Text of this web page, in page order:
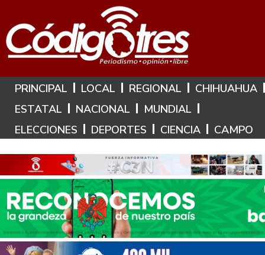
Hoy es: 9 de Agosto de 2026
PRINCIPAL LOCAL REGIONAL
CHIHUAHUA
ESTATAL
NACIONAL
MUNDIAL
ELECCIONES
DEPORTES CIENCIA CAMPO